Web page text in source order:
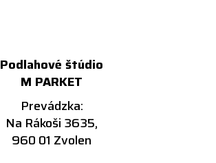
Podlahové štúdio
M PARKET
Prevádzka:
Na Rákoši 3635,
960 01 Zvolen